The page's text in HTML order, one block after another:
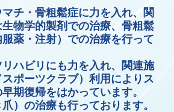
チ・骨粗鬆症に力を入れ、関
物学的製剤での治療、骨粗鬆
薬・注射）での治療を行って
リハビリにも力を入れ、関連施
ポーツクラブ）利用によりス
期復帰をはかっています。
）の治療も行っております。